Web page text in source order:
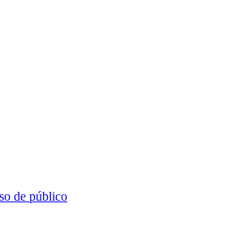
de público